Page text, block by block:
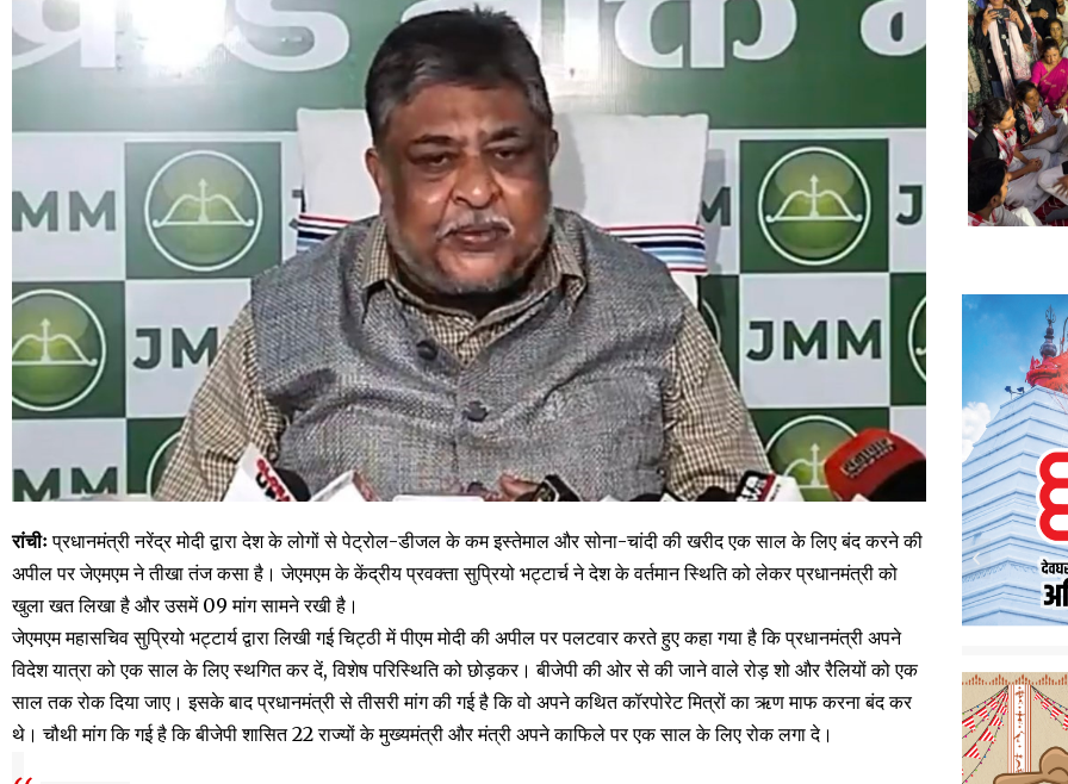
रांचीःप्रधानमंत्री नरेंद्र मोदी द्वारा देश के लोगों से पेट्रोल-डीजल के कम इस्तेमाल और सोना-चांदी की खरीद एक साल के लिए बंद करने की
अपील पर जेएमएम ने तीखा तंज कसा है। जेएमएम के केंद्रीय प्रवक्ता सुप्रियो भट्टार्च ने देश के वर्तमान स्थिति को लेकर प्रधानमंत्री को
खुला खत लिखा है और उसमें 09 मांग सामने रखी है।
जेएमएम महासचिव सुप्रियो भट्टार्य द्वारा लिखी गई चिट्ठी में पीएम मोदी की अपील पर पलटवार करते हुए कहा गया है कि प्रधानमंत्री अपने
विदेश यात्रा को एक साल के लिए स्थगित कर दें, विशेष परिस्थिति को छोड़कर। बीजेपी की ओर से की जाने वाले रोड़ शो और रैलियों को एक
साल तक रोक दिया जाए। इसके बाद प्रधानमंत्री से तीसरी मांग की गई है कि वो अपने कथित कॉरपोरेट मित्रों का ऋण माफ करना बंद कर
थे। चौथी मांग कि गई है कि बीजेपी शासित 22 राज्यों के मुख्यमंत्री और मंत्री अपने काफिले पर एक साल के लिए रोक लगा दे।